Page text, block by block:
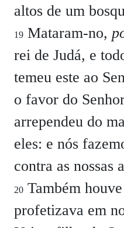
altos de um
19 Mataram-no,
rei de Judá, e
temeu este ao
o favor do
arrependeu do
eles: e nós
contra as nossas
20 Também
profetizava em